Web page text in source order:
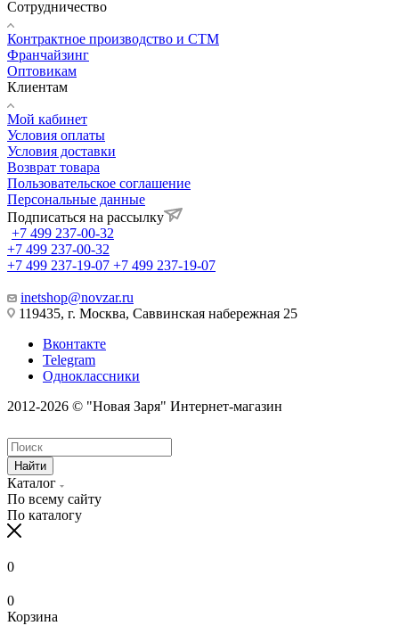
Сотрудничество
Контрактное производство и СТМ
Франчайзинг
Оптовикам
Клиентам
Мой кабинет
Условия оплаты
Условия доставки
Возврат товара
Пользовательское соглашение
Персональные данные
Подписаться на рассылку
+7 499 237-00-32
+7 499 237-00-32
+7 499 237-19-07 +7 499 237-19-07
inetshop@novzar.ru
119435, г. Москва, Саввинская набережная 25
Вконтакте
Telegram
Одноклассники
2012-2026 © "Новая Заря" Интернет-магазин
Найти
Каталог
По всему сайту
По каталогу
0
0
Корзина